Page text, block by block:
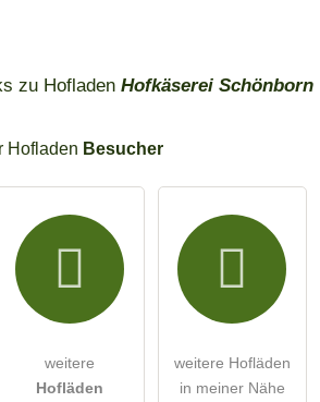
zu Hofladen Hofkäserei Schönborn
Hofladen Besucher
weitere
Hofläden
weitere Hofläden
in meiner Nähe